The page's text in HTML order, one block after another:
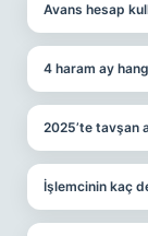
Avans hesap
4 haram ay
2025’te tavşan
İşlemcinin kaç